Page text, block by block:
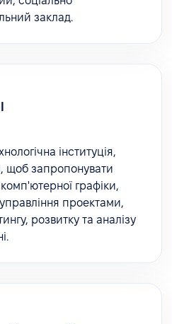
заклад.
інституція,
щоб запропонувати
графіки,
проектами,
розвитку та аналізу